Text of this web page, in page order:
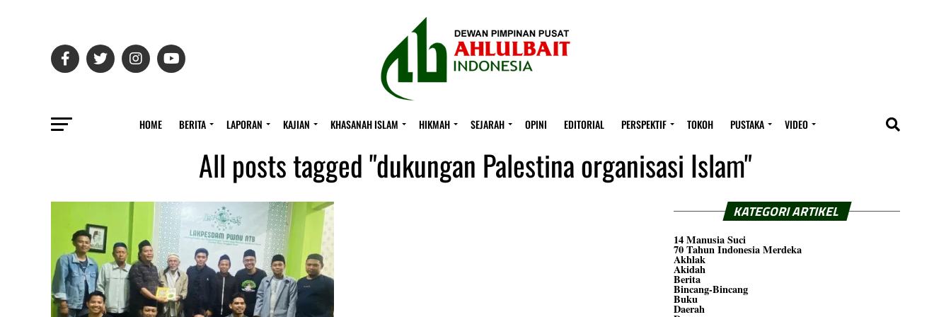
HOME BERITA LAPORAN KAJIAN KHASANAH ISLAM HIKMAH SEJARAH OPINI EDITORIAL PERSPEKTIF TOKOH PUSTAKA VIDEO
All posts tagged "dukungan Palestina organisasi Islam"
KATEGORI ARTIKEL
14 Manusia Suci
70 Tahun Indonesia Merdeka
Akhlak
Akidah
Berita
Bincang-Bincang
Buku
Daerah